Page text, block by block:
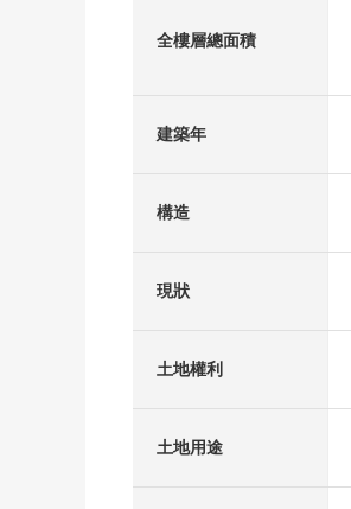
全樓層總面積
建築年
構造
現狀
土地權利
土地用途